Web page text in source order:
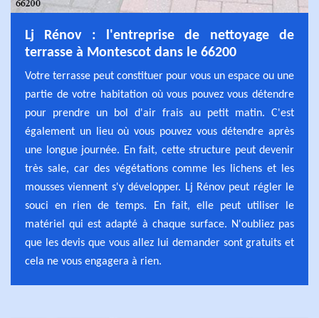
Lj Rénov : l'entreprise de nettoyage de
terrasse à Montescot dans le 66200
Votre terrasse peut constituer pour vous un espace ou une
partie de votre habitation où vous pouvez vous détendre
pour prendre un bol d'air frais au petit matin. C'est
également un lieu où vous pouvez vous détendre après
une longue journée. En fait, cette structure peut devenir
très sale, car des végétations comme les lichens et les
mousses viennent s'y développer. Lj Rénov peut régler le
souci en rien de temps. En fait, elle peut utiliser le
matériel qui est adapté à chaque surface. N'oubliez pas
que les devis que vous allez lui demander sont gratuits et
cela ne vous engagera à rien.